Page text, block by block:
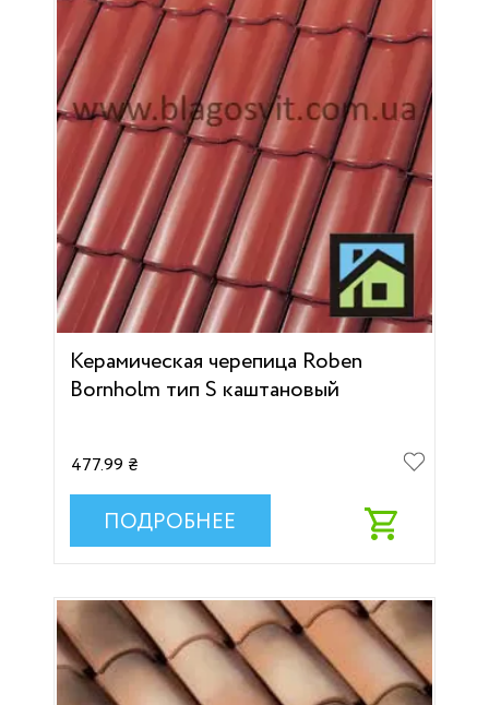
Керамическая черепица Roben
Bornholm тип S каштановый
477.99 ₴
ПОДРОБНЕЕ